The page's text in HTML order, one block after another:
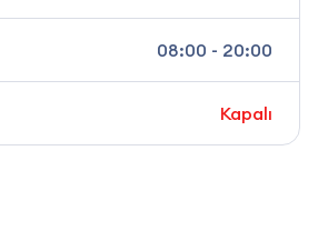
08:00 - 20:00
Kapalı